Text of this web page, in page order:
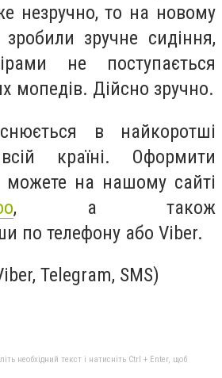
незручно, то на новому
зручне сидіння,
не поступається
мопедів. Дійсно зручно.
в найкоротші
країні. Оформити
на нашому сайті
, а також
по телефону або Viber.
Telegram, SMS)
необхідний текст і натисніть Ctrl + Enter, щоб